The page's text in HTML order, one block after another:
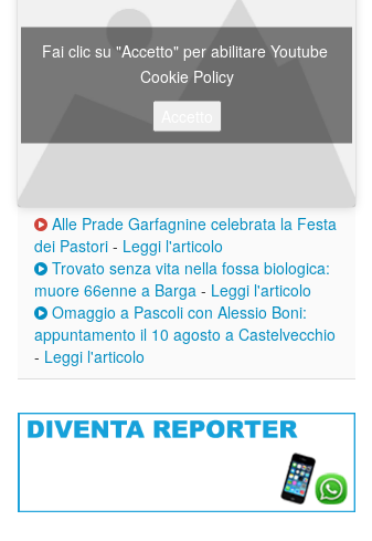
Fai clic su "Accetto" per abilitare Youtube
Cookie Policy
Alle Prade Garfagnine celebrata la Festa
dei Pastori - Leggi l'articolo
Trovato senza vita nella fossa biologica:
muore 66enne a Barga - Leggi l'articolo
Omaggio a Pascoli con Alessio Boni:
appuntamento il 10 agosto a Castelvecchio
- Leggi l'articolo